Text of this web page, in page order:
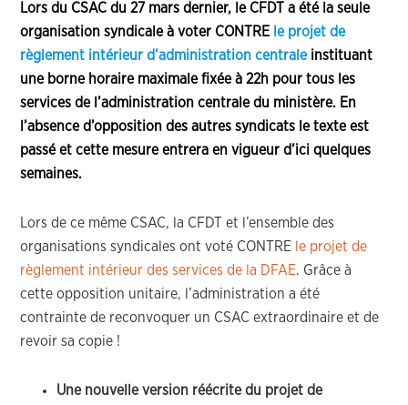
Lors du CSAC du 27 mars dernier, le CFDT a été la seule
organisation syndicale à voter CONTRE le projet de
règlement intérieur d’administration centrale instituant
une borne horaire maximale fixée à 22h pour tous les
services de l’administration centrale du ministère. En
l’absence d’opposition des autres syndicats le texte est
passé et cette mesure entrera en vigueur d’ici quelques
semaines.
Lors de ce même CSAC, la CFDT et l’ensemble des
organisations syndicales ont voté CONTRE le projet de
règlement intérieur des services de la DFAE. Grâce à
cette opposition unitaire, l’administration a été
contrainte de reconvoquer un CSAC extraordinaire et de
revoir sa copie !
Une nouvelle version réécrite du projet de